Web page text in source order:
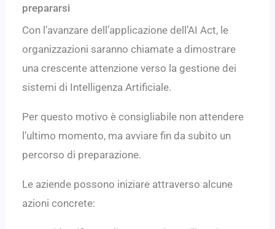
prepararsi
Con l’avanzare dell’applicazione dell’AI Act, le
organizzazioni saranno chiamate a dimostrare
una crescente attenzione verso la gestione dei
sistemi di Intelligenza Artificiale.
Per questo motivo è consigliabile non attendere
l’ultimo momento, ma avviare fin da subito un
percorso di preparazione.
Le aziende possono iniziare attraverso alcune
azioni concrete: